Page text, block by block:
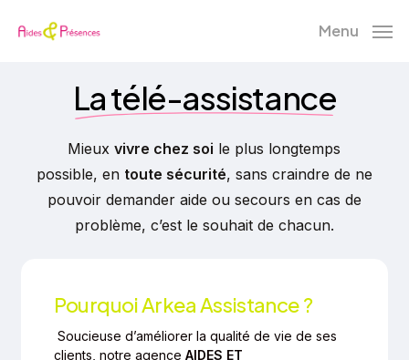
Menu
La télé-assistance
Mieuxvivre chez soi le plus longtemps
possible, en toute sécurité, sans craindre de ne
pouvoir demander aide ou secours en cas de
problème, c’est le souhait de chacun.
Pourquoi Arkea Assistance ?
Soucieuse d’améliorer la qualité de vie de ses
clients, notre agence AIDES ET